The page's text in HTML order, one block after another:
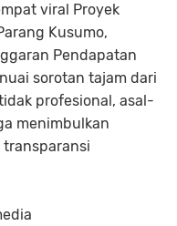
viral Proyek
Kusumo,
Pendapatan
sorotan tajam dari
profesional, asal-
menimbulkan
transparansi